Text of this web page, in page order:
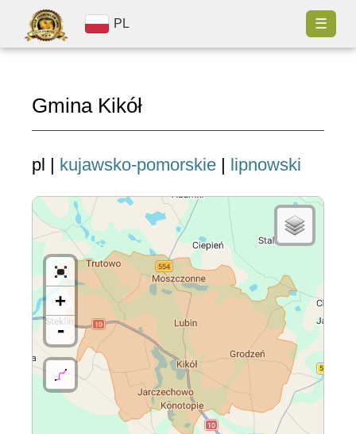
PL ☰
Gmina Kikół
pl | kujawsko-pomorskie | lipnowski
+
-